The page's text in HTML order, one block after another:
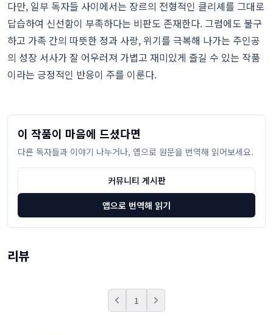
다만, 일부 독자들 사이에서는 장르의 전형적인 클리셰를 그대로
답습하여 신선함이 부족하다는 비판도 존재한다. 그럼에도 불구
하고 가족 간의 따뜻한 정과 사랑, 위기를 극복해 나가는 주인공
의 성장 서사가 잘 어우러져 가볍고 재미있게 즐길 수 있는 작품
이라는 긍정적인 반응이 주를 이룬다.
이 작품이 마음에 드셨다면
다른 독자들과 이야기 나누거나, 앱으로 원문을 번역해 읽어보세요.
커뮤니티 게시판
앱으로 번역해 읽기
리뷰
Prev 1 Next